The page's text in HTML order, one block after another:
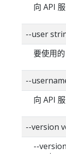
向 API
--user
要使用
--
向 API
--version
--